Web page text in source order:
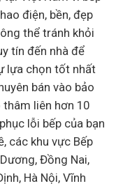
điện, bền, đẹp
thể tránh khỏi
tín đến nhà để
lựa chọn tốt nhất
bán vào bảo
liên hơn 10
lỗi bếp của bạn
các khu vực Bếp
Đồng Nai,
Hà Nội, Vĩnh